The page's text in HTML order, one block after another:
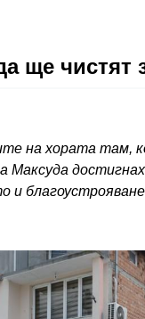
ще чистят
на хората там,